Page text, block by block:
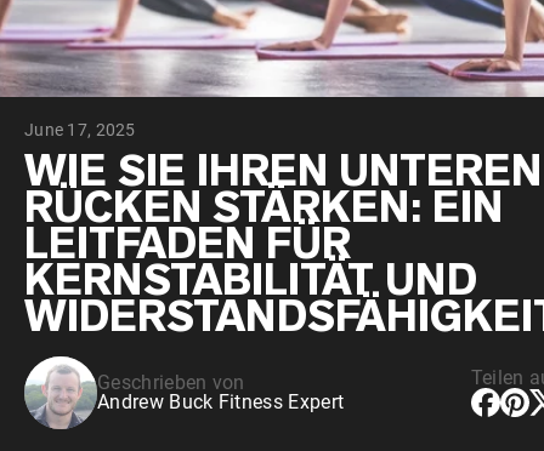
June 17, 2025
WIE SIE IHREN UNTEREN
RÜCKEN STÄRKEN: EIN
LEITFADEN FÜR
KERNSTABILITÄT UND
Geschrieben von
Andrew Buck Fitness Expert
Teilen